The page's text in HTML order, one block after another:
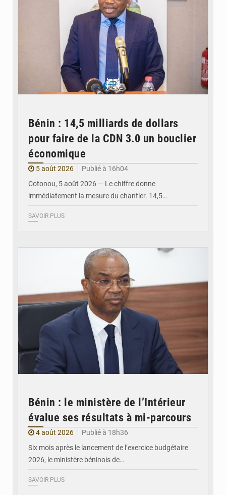
Bénin : 14,5 milliards de dollars
pour faire de la CDN 3.0 un bouclier
économique
5 août 2026
Publié à 16h04
Cotonou, 5 août 2026 — Le chiffre donne
immédiatement la mesure du chantier. 14,5…
SAVOIR PLUS
Bénin : le ministère de l’Intérieur
évalue ses résultats à mi-parcours
4 août 2026
Publié à 18h36
Six mois après le lancement de l’exercice budgétaire
2026, le ministère béninois de…
SAVOIR PLUS